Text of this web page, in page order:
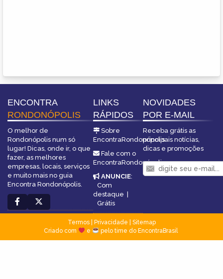
ENCONTRA
RONDONÓPOLIS
O melhor de
Rondonópolis num só
lugar! Dicas, onde ir, o que
fazer, as melhores
empresas, locais, serviços
e muito mais no guia
Encontra Rondonópolis.
LINKS
RÁPIDOS
Sobre
EncontraRondonópolis
Fale com o
EncontraRondonópolis
ANUNCIE:
Com
destaque |
Grátis
NOVIDADES
POR E-MAIL
Receba grátis as
principais notícias,
dicas e promoções
Termos| Privacidade
Sitemap
Criado com
e pelo time do EncontraBrasil